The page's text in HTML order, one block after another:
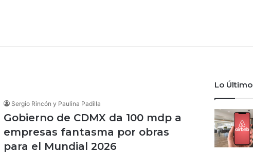
Sergio Rincón y Paulina Padilla
Gobierno de CDMX da 100 mdp a
empresas fantasma por obras
para el Mundial 2026
Lo Último